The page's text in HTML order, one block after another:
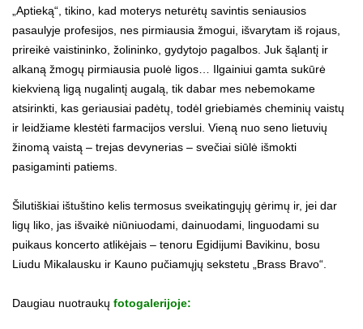
„Aptieką“, tikino, kad moterys neturėtų savintis seniausios
pasaulyje profesijos, nes pirmiausia žmogui, išvarytam iš rojaus,
prireikė vaistininko, žolininko, gydytojo pagalbos. Juk šąlantį ir
alkaną žmogų pirmiausia puolė ligos… Ilgainiui gamta sukūrė
kiekvieną ligą nugalintį augalą, tik dabar mes nebemokame
atsirinkti, kas geriausiai padėtų, todėl griebiamės cheminių vaistų
ir leidžiame klestėti farmacijos verslui. Vieną nuo seno lietuvių
žinomą vaistą – trejas devynerias – svečiai siūlė išmokti
pasigaminti patiems.
Šilutiškiai ištuštino kelis termosus sveikatingųjų gėrimų ir, jei dar
ligų liko, jas išvaikė niūniuodami, dainuodami, linguodami su
puikaus koncerto atlikėjais – tenoru Egidijumi Bavikinu, bosu
Liudu Mikalausku ir Kauno pučiamųjų sekstetu „Brass Bravo“.
Daugiau nuotraukų fotogalerijoje: